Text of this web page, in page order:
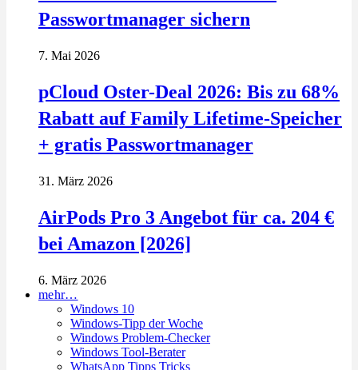
Passwortmanager sichern
7. Mai 2026
pCloud Oster-Deal 2026: Bis zu 68%
Rabatt auf Family Lifetime-Speicher
+ gratis Passwortmanager
31. März 2026
AirPods Pro 3 Angebot für ca. 204 €
bei Amazon [2026]
6. März 2026
mehr…
Windows 10
Windows-Tipp der Woche
Windows Problem-Checker
Windows Tool-Berater
WhatsApp Tipps Tricks